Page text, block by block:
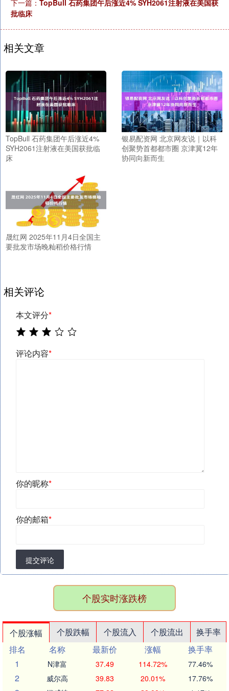
下一篇： TopBull 石药集团午后涨近4% SYH2061注射液在美国获
批临床
相关文章
TopBull 石药集团午后涨近4%
SYH2061注射液在美国获批临
床
银易配资网 北京网友说｜以科
创聚势首都都市圈 京津冀12年
协同向新而生
晟红网 2025年11月4日全国主
要批发市场晚籼稻价格行情
相关评论
本文评分*
评论内容*
你的昵称*
你的邮箱*
提交评论
个股实时涨跌榜
个股涨幅 个股跌幅 个股流入 个股流出
换手率
排名
名称 最新价 涨幅
换手率
1
N津富 37.49 114.72% 77.46%
2 威尔高 39.83 20.01% 17.76%